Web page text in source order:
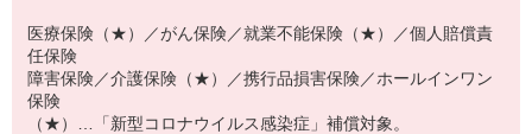
医療保険（★）／がん保険／就業不能保険（★）／個人賠償責
任保険
障害保険／介護保険（★）／携行品損害保険／ホールインワン
保険
（★）…「新型コロナウイルス感染症」補償対象。